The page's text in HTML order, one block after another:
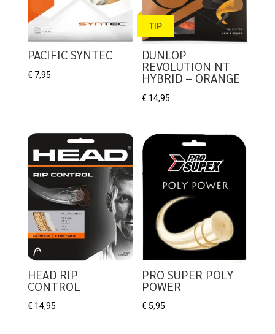
PACIFIC SYNTEC
€ 7,95
TIP
DUNLOP
REVOLUTION NT
HYBRID – ORANGE
€ 14,95
HEAD RIP
CONTROL
€ 14,95
PRO SUPER POLY
POWER
€ 5,95